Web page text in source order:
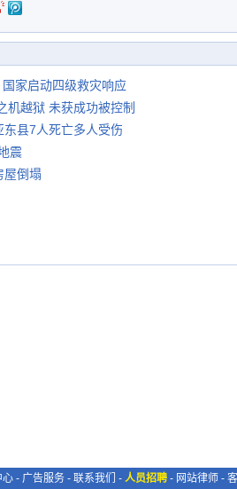
家启动四级救灾响应
机越狱 未获成功被控制
县7人死亡多人受伤
震
屋倒塌
心 - 广告服务 - 联系我们 - 人员招聘 - 网站律师 -